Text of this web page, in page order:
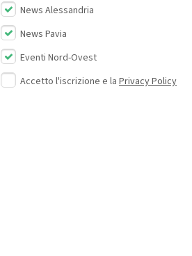
News Alessandria
News Pavia
Eventi Nord-Ovest
Accetto l'iscrizione e la Privacy Policy